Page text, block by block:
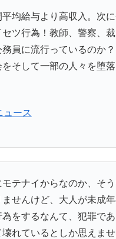
均給与より高収入。次
セツ行為！教師、警察、
員に流行っているのか
そして一部の人々を堕
ュース
テナイからなのか、そ
せんけど、大人が未成
をするなんて、犯罪で
れているとしか思えま